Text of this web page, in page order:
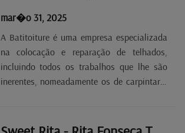
mar�o 31, 2025
A Batitoiture é uma empresa especializada
na colocação e reparação de telhados,
incluindo todos os trabalhos que lhe são
inerentes, nomeadamente os de carpintaria
para privados e para o setor público, sendo